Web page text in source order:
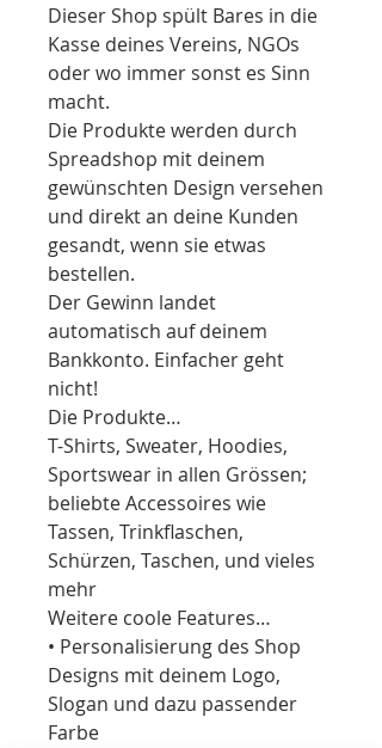
Dieser Shop spült Bares in die
Kasse deines Vereins, NGOs
oder wo immer sonst es Sinn
macht.
Die Produkte werden durch
Spreadshop mit deinem
gewünschten Design versehen
und direkt an deine Kunden
gesandt, wenn sie etwas
bestellen.
Der Gewinn landet
automatisch auf deinem
Bankkonto. Einfacher geht
nicht!
Die Produkte…
T-Shirts, Sweater, Hoodies,
Sportswear in allen Grössen;
beliebte Accessoires wie
Tassen, Trinkflaschen,
Schürzen, Taschen, und vieles
mehr
Weitere coole Features…
• Personalisierung des Shop
Designs mit deinem Logo,
Slogan und dazu passender
Farbe